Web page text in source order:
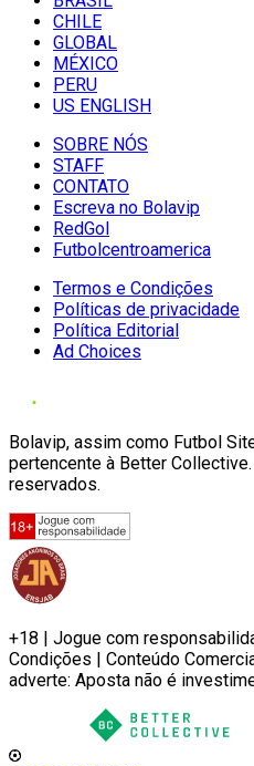
CHILE
GLOBAL
MÉXICO
PERU
US ENGLISH
SOBRE NÓS
STAFF
CONTATO
Escreva no Bolavip
RedGol
Futbolcentroamerica
Termos e Condições
Políticas de privacidade
Política Editorial
Ad Choices
Bolavip, assim como Futbol
pertencente à Better
reservados.
+18 | Jogue com
Condições | Conteúdo
adverte: Aposta não é